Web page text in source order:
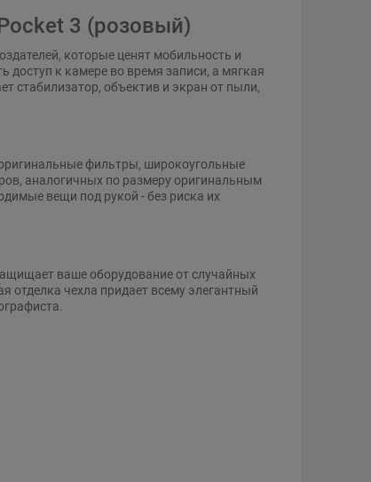
3 (розовый)
которые ценят мобильность и
доступ к камере во время записи, а мягкая
стабилизатор, объектив и экран от пыли,
фильтры, широкоугольные
аналогичных по размеру оригинальным
вещи под рукой - без риска их
ваше оборудование от случайных
отделка чехла придает всему элегантный